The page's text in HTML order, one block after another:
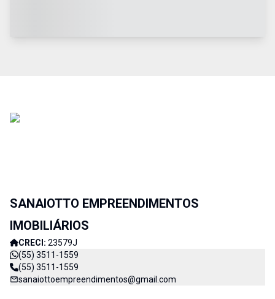
SANAIOTTO EMPREENDIMENTOS
IMOBILIÁRIOS
CRECI: 23579J
(55) 3511-1559
(55) 3511-1559
sanaiottoempreendimentos@gmail.com